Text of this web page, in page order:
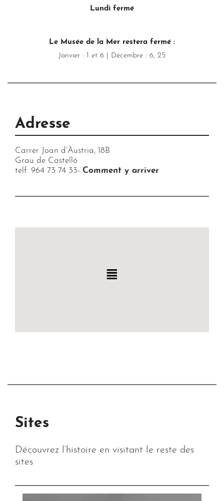
Lundi fermé
Le Musée de la Mer restera fermé :
Janvier : 1 et 6 | Décembre : 6, 25
Adresse
Carrer Joan d’Àustria, 18B
Grau de Castelló
telf. 964 73 74 33- Comment y arriver
Sites
Découvrez l’histoire en visitant le reste des
sites